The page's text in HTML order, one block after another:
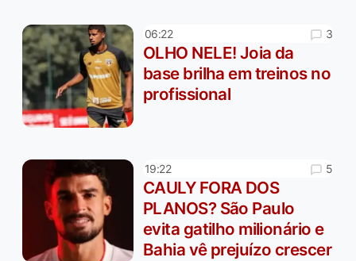
06:22 3
OLHO NELE! Joia da
base brilha em treinos no
profissional
19:22 5
CAULY FORA DOS
PLANOS? São Paulo
evita gatilho milionário e
Bahia vê prejuízo crescer